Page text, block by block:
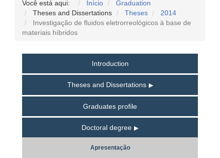
Você está aqui: Início
Graduation
Theses and Dissertations
Theses
2014
Investigação de fluidos eletrorreológicos à base de
materiais híbridos
Introduction
Theses and Dissertations
Graduates profile
Doctoral degree
Apresentação